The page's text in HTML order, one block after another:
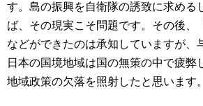
す。島の振興を自衛隊の誘致に求める
ば、その現実こそ問題です。その後、
などができたのは承知していますが、
日本の国境地域は国の無策の中で疲弊
地域政策の欠落を照射したと思います。